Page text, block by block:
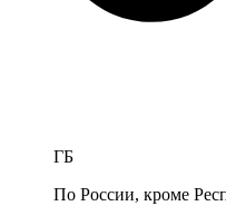
ГБ
По России, кроме